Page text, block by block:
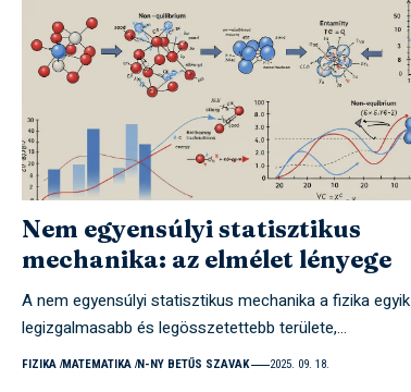
Nem egyensúlyi statisztikus
mechanika: az elmélet lényege
A nem egyensúlyi statisztikus mechanika a fizika egyik
legizgalmasabb és legösszetettebb területe,…
FIZIKA MATEMATIKA N-NY BETŰS SZAVAK 2025. 09. 18.